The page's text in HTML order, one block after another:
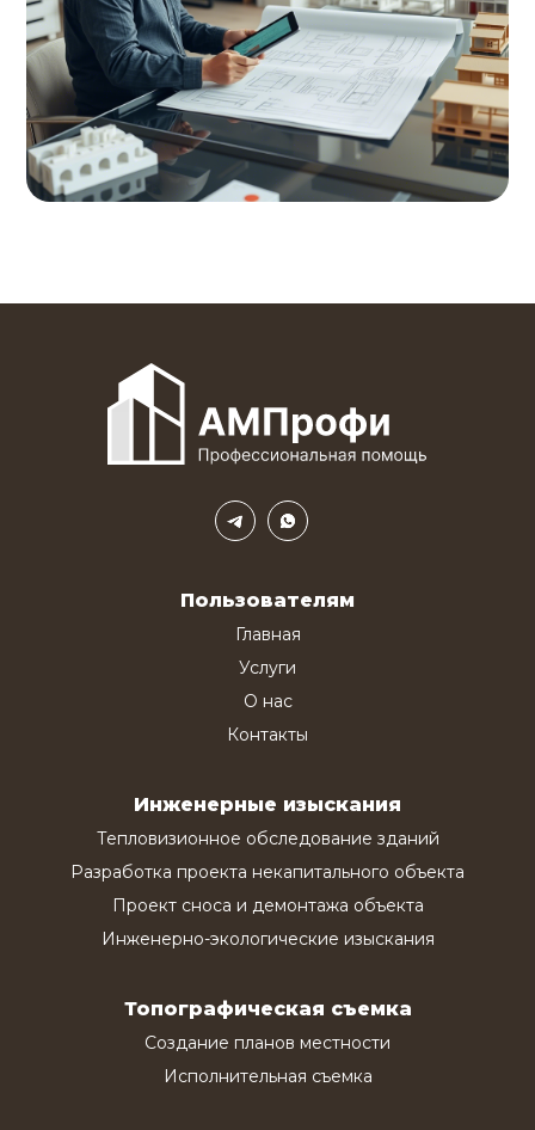
Пользователям
Главная
Услуги
О нас
Контакты
Инженерные изыскания
Тепловизионное обследование зданий
Разработка проекта некапитального объекта
Проект сноса и демонтажа объекта
Инженерно-экологические изыскания
Топографическая съемка
Создание планов местности
Исполнительная съемка